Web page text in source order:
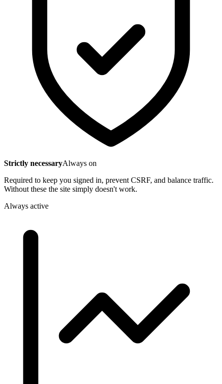
Strictly necessaryAlways on
Required to keep you signed in, prevent CSRF, and balance traffic.
Without these the site simply doesn't work.
Always active